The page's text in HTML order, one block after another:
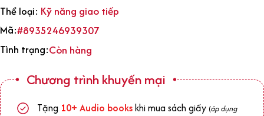
Thể loại: Kỹ năng giao tiếp
Mã:#8935246939307
Tình trạng:Còn hàng
Chương trình khuyến mại
Tặng 10+ Audio bookskhi mua sách giấy (áp dụng